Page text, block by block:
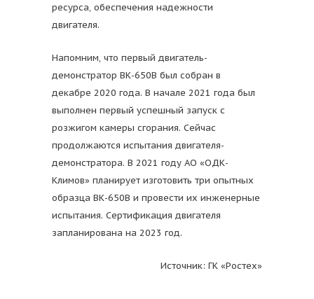
ресурса, обеспечения надежности
двигателя.
Напомним, что первый двигатель-
демонстратор ВК-650В был собран в
декабре 2020 года. В начале 2021 года был
выполнен первый успешный запуск с
розжигом камеры сгорания. Сейчас
продолжаются испытания двигателя-
демонстратора. В 2021 году АО «ОДК-
Климов» планирует изготовить три опытных
образца ВК-650В и провести их инженерные
испытания. Сертификация двигателя
запланирована на 2023 год.
Источник: ГК «Ростех»